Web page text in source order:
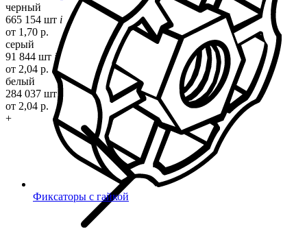
Фиксаторы с гайкой
черный
665 154 шт i
от 1,70 р.
серый
91 844 шт i
от 2,04 р.
белый
284 037 шт
от 2,04 р.
+